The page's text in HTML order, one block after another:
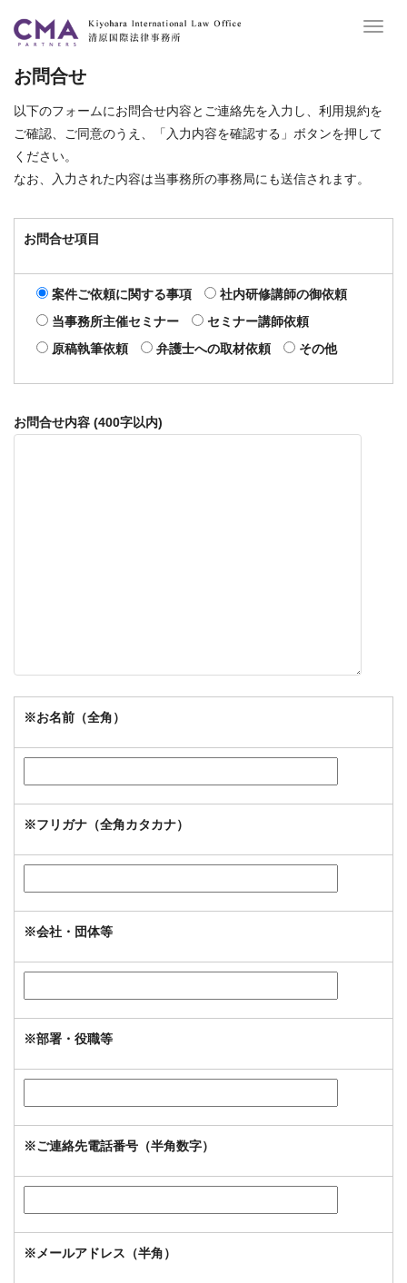
お問合せ
以下のフォームにお問合せ内容とご連絡先を入力し、利用規約を
ご確認、ご同意のうえ、「入力内容を確認する」ボタンを押して
ください。
なお、入力された内容は当事務所の事務局にも送信されます。
お問合せ項目
案件ご依頼に関する事項
社内研修講師の御依頼
当事務所主催セミナー
セミナー講師依頼
原稿執筆依頼
弁護士への取材依頼 その他
お問合せ内容 (400字以内)
※お名前（全角）
※フリガナ（全角カタカナ）
※会社・団体等
※部署・役職等
※ご連絡先電話番号（半角数字）
※ メールアドレス（半角）